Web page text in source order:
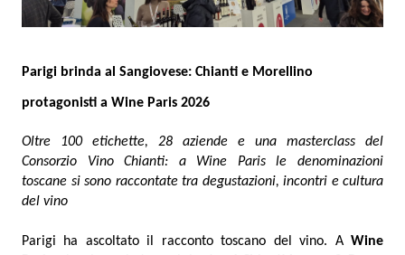
Parigi brinda al Sangiovese: Chianti e Morellino
protagonisti a Wine Paris 2026
Oltre 100 etichette, 28 aziende e una masterclass del
Consorzio Vino Chianti: a Wine Paris le denominazioni
toscane si sono raccontate tra degustazioni, incontri e cultura
del vino
Parigi ha ascoltato il racconto toscano del vino. A Wine